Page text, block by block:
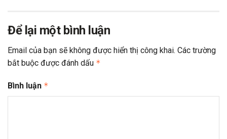
Để lại một bình luận
Email của bạn sẽ không được hiển thị công khai. Các trường
bắt buộc được đánh dấu *
Bình luận *